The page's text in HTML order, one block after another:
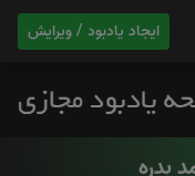
ایجاد یادبود / ویرایش
بدره